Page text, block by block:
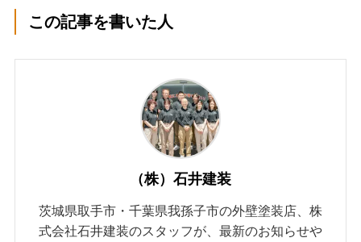
この記事を書いた人
（株）石井建装
茨城県取手市・千葉県我孫子市の外壁塗装店、株
式会社石井建装のスタッフが、最新のお知らせや